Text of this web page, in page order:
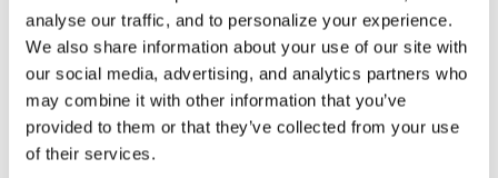
analyse our traffic, and to personalize your experience.
We also share information about your use of our site with
our social media, advertising, and analytics partners who
may combine it with other information that you’ve
provided to them or that they’ve collected from your use
of their services.